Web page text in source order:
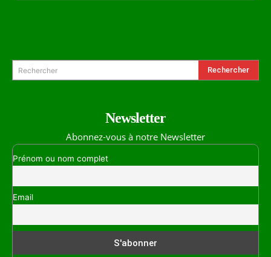
Rechercher Rechercher
Newsletter
Abonnez-vous à notre Newsletter
Prénom ou nom complet
Email